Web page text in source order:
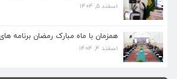
اسفند ۵, ۱۴۰۴
همزمان با ماه مبارک رمضان برنامه
اسفند ۴, ۱۴۰۴
اسفند ۵, ۱۴۰۴
همزمان با ماه مبارک رمضان برنامه های فرهنگی و...
اسفند ۴, ۱۴۰۴